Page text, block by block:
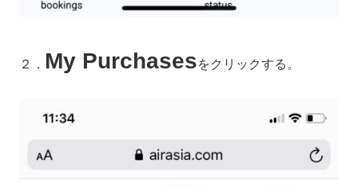
２． My Purchasesをクリックする。